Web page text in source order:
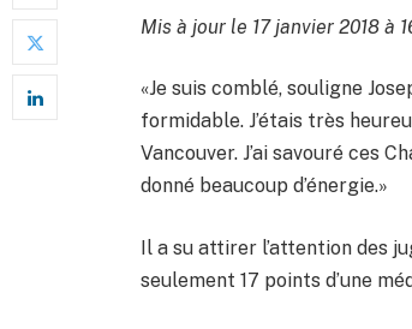
Mis à jour le 17 janvier 2018 à
«Je suis comblé, souligne
formidable. J’étais très
Vancouver. J’ai savouré ces
donné beaucoup d’énergie.»
Il a su attirer l’attention des
seulement 17 points d’une